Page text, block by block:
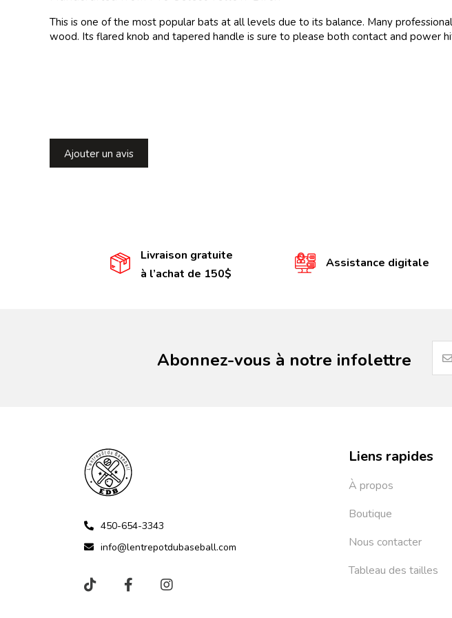
This is one of the most popular bats at all levels due to its balance. Many
wood. Its flared knob and tapered handle is sure to please both contact and power
Ajouter un avis
Livraison gratuite
à l’achat de 150$
Assistance digitale
Abonnez-vous à notre infolettre
450-654-3343
info@lentrepotdubaseball.com
Liens rapides
À propos
Boutique
Nous contacter
Tableau des tailles